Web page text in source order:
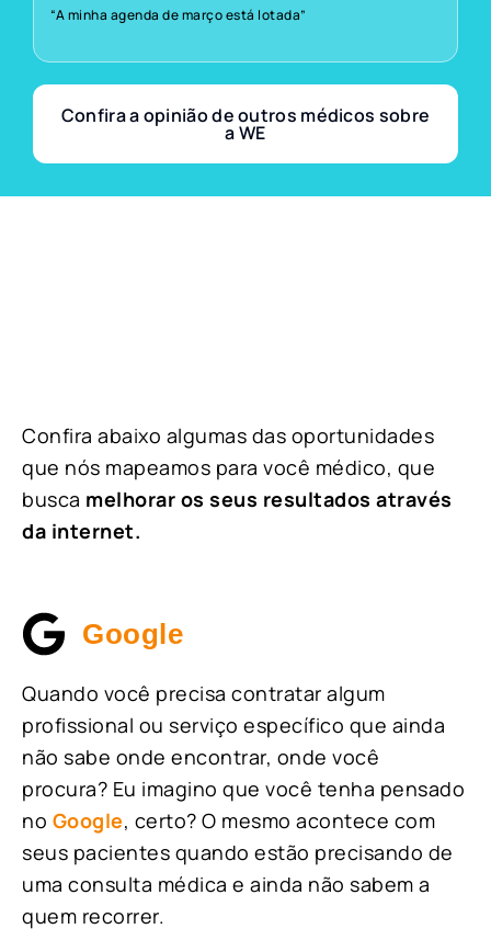
“A minha agenda de março está lotada”
Confira a opinião de outros médicos sobre
a WE
Confira abaixo algumas das oportunidades
que nós mapeamos para você médico, que
busca melhorar os seus resultados através
da internet.
Google
Quando você precisa contratar algum
profissional ou serviço específico que ainda
não sabe onde encontrar, onde você
procura? Eu imagino que você tenha pensado
no Google, certo? O mesmo acontece com
seus pacientes quando estão precisando de
uma consulta médica e ainda não sabem a
quem recorrer.